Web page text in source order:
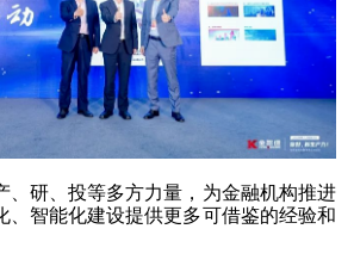
、研、投等多方力量，为金融机构推进
、智能化建设提供更多可借鉴的经验和